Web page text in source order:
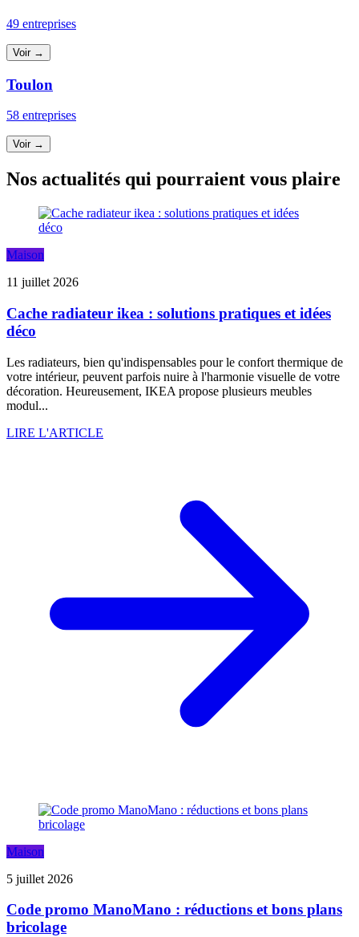
49 entreprises
Voir →
Toulon
58 entreprises
Voir →
Nos actualités qui pourraient vous plaire
Maison
11 juillet 2026
Cache radiateur ikea : solutions pratiques et idées
déco
Les radiateurs, bien qu'indispensables pour le confort thermique de
votre intérieur, peuvent parfois nuire à l'harmonie visuelle de votre
décoration. Heureusement, IKEA propose plusieurs meubles
modul...
LIRE L'ARTICLE
Maison
5 juillet 2026
Code promo ManoMano : réductions et bons plans
bricolage